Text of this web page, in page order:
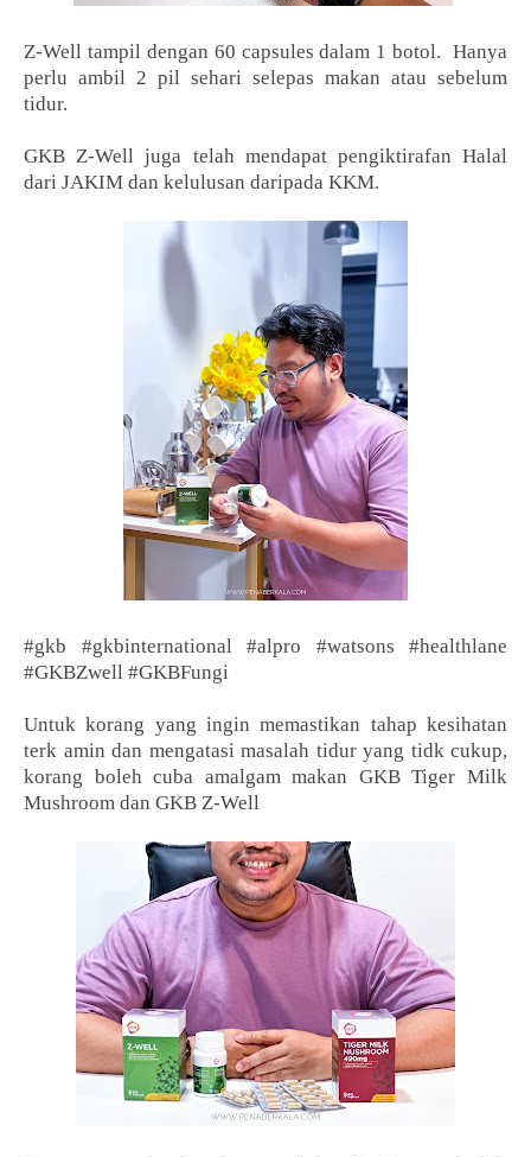
Z-Well tampil dengan 60 capsules dalam 1 botol. Hanya
perlu ambil 2 pil sehari selepas makan atau sebelum
tidur.
GKB Z-Well juga telah mendapat pengiktirafan Halal
dari JAKIM dan kelulusan daripada KKM.
#gkb #gkbinternational #alpro #watsons #healthlane
#GKBZwell #GKBFungi
Untuk korang yang ingin memastikan tahap kesihatan
terk amin dan mengatasi masalah tidur yang tidk cukup,
korang boleh cuba amalgam makan GKB Tiger Milk
Mushroom dan GKB Z-Well